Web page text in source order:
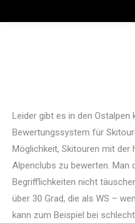
Leider gibt es in den
Bewertungssystem für
Möglichkeit, Skitouren mit der
Alpenclubs zu bewerten. Man
Begrifflichkeiten nicht
über 30 Grad, die als WS –
kann zum Beispiel bei